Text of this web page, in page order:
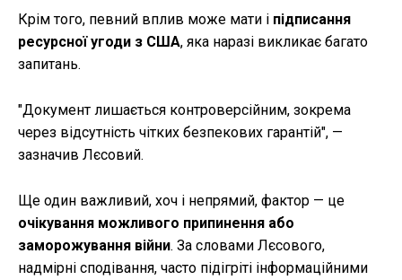
Крім того, певний вплив може мати і підписання
ресурсної угоди з США, яка наразі викликає багато
запитань.
"Документ лишається контроверсійним, зокрема
через відсутність чітких безпекових гарантій", —
зазначив Лєсовий.
Ще один важливий, хоч і непрямий, фактор — це
очікування можливого припинення або
заморожування війни. За словами Лєсового,
надмірні сподівання, часто підігріті інформаційними